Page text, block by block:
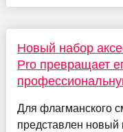
Новый набор
Pro превращает
Для флагманского
представлен новый